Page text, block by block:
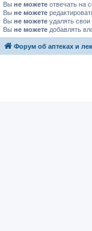
Вы не можете отвечать на
Вы не можете
Вы не можете удалять
Вы не можете добавлять
Форум об аптеках и